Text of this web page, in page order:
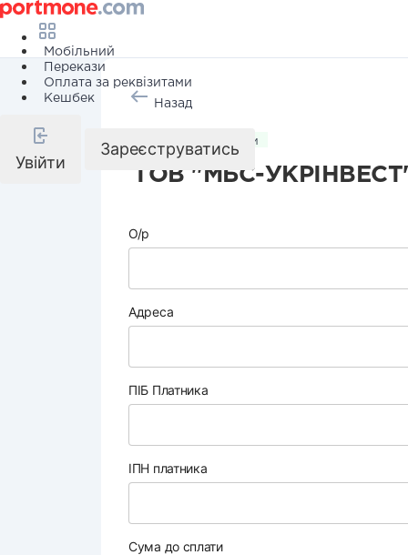
Мобільний
Перекази
Оплата за реквізитами
Кешбек
Увійти
Зареєструватись
Назад
Комунальні послуги
ТОВ "МБС-
О/р
Адреса
ПІБ Платника
ІПН платника
Сума до сплати